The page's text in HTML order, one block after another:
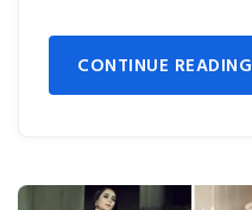
CONTINUE READING